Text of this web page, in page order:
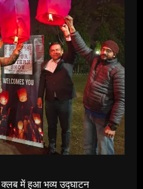
में हुआ भव्य उद्घाटन